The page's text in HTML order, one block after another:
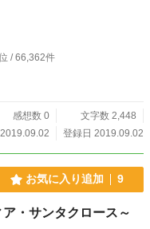
/ 66,362件
感想数 0
文字数 2,448
登録日 2019.09.02
お気に入り追加 9
・サンタクロース～